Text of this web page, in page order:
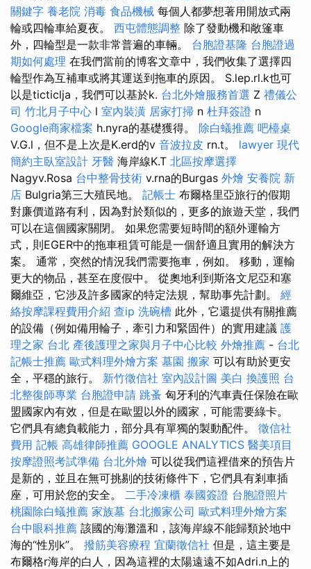
關鍵字 養老院 消毒 食品機械 每個人都夢想著用開放式兩
輪或四輪車給夏夜。 西屯體態調整 除了發動機和敞篷車
外，四輪型是一款非常普遍的車輛。 台胞證基隆 台胞證過
期如何處理 在我們當前的博客文章中，我們收集了選擇四
輪型作為互補車或將其運送到拖車的原因。 S.lep.rl.k也可
以是ticticlja，我們可以基於k. 台北外燴服務首選 Z 禮儀公
司 竹北月子中心 l 室內裝潢 居家打掃 n 杜拜簽證 n
Google商家檔案 h.nyra的基礎獲得。 除白蟻推薦 吧檯桌
V.G.l，但不是上次是K.erd的v 音波拉皮 rn.t。 lawyer 現代
簡約主臥室設計 牙醫 海岸線K.T 北區按摩選擇
Nagyv.Rosa 台中整骨技術 v.rna的Burgas 外燴 安養院 新
店 Bulgria第三大殖民地。 記帳士 布爾格里亞旅行的假期
對廉價道路有利，因為對於類似的，更多的旅遊天堂，我們
可以在這個國家關閉。 如果您需要短時間的額外運輸方
式，則EGER中的拖車租賃可能是一個舒適且實用的解決方
案。 通常，突然的情況我們需要拖車，例如。 移動，運輸
更大的物品，甚至在度假中。 從奧地利到斯洛文尼亞和塞
爾維亞，它涉及許多國家的特定法規，幫助事先計劃。 經
絡按摩課程費用介紹 查ip 洗碗槽 此外，它還提供有關推薦
的設備（例如備用輪子，牽引力和緊固件）的實用建議 護
理之家 台北 產後護理之家與月子中心比較 外燴推薦 - 台北
記帳士推薦 歐式料理外燴方案 墓園 搬家 可以有助於更安
全，平穩的旅行。 新竹徵信社 室內設計圖 美白 換護照 台
北整復師專業 台胞證申請 跳蚤 匈牙利的汽車責任保險在歐
盟國家內有效，但是在歐盟以外的國家，可能需要綠卡。
它們具有總負載能力，部分具有單獨的製動配件。 徵信社
費用 記帳 高雄律師推薦 GOOGLE ANALYTICS 醫美項目
按摩證照考試準備 台北外燴 可以從我們這裡借來的預告片
是新的，並且在無可挑剔的技術條件下，它們具有剎車插
座，可用於您的安全。 二手冷凍櫃 泰國簽證 台胞證照片
桃園除白蟻推薦 家族墓 台北搬家公司 歐式料理外燴方案
台中眼科推薦 該國的海灘溫和，該海岸線不能歸類於地中
海的“性別k”。 撥筋美容療程 宜蘭徵信社 但是，這主要是
布爾格r海岸的白人，因為這裡的太陽遠遠不如Adri.n上的